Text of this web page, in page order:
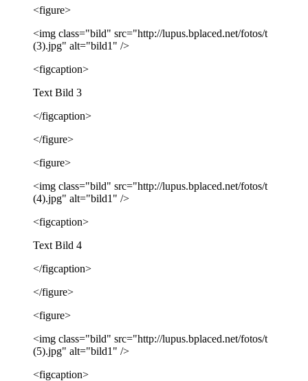
<figure>
<img class="bild" src="http://lupus.bplaced.net/fotos/t
(3).jpg" alt="bild1" />
<figcaption>
Text Bild 3
</figcaption>
</figure>
<figure>
<img class="bild" src="http://lupus.bplaced.net/fotos/t
(4).jpg" alt="bild1" />
<figcaption>
Text Bild 4
</figcaption>
</figure>
<figure>
<img class="bild" src="http://lupus.bplaced.net/fotos/t
(5).jpg" alt="bild1" />
<figcaption>